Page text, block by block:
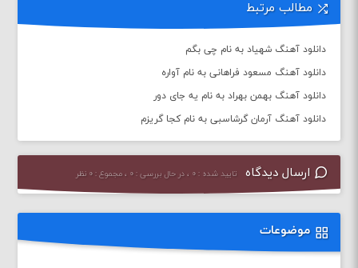
مطالب مرتبط
دانلود آهنگ شهیاد به نام چی بگم
دانلود آهنگ مسعود فراهانی به نام آواره
دانلود آهنگ بهمن بهراد به نام یه جای دور
دانلود آهنگ آرمان گرشاسبی به نام کجا گریزم
ارسال دیدگاه تایید شده : ۰ ، در حال بررسی : ۰ ، مجموع : ۰ نظر
موضوعات